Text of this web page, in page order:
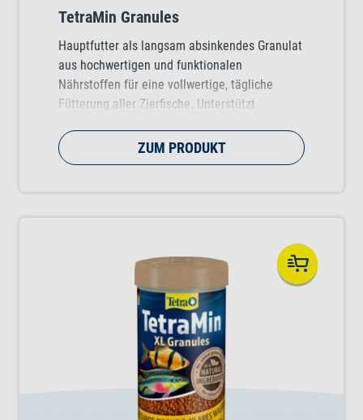
TetraMin Granules
Hauptfutter als langsam absinkendes Granulat
aus hochwertigen und funktionalen
Nährstoffen für eine vollwertige, tägliche
Fütterung aller Zierfische. Unterstützt
Farbenpracht.
ZUM PRODUKT